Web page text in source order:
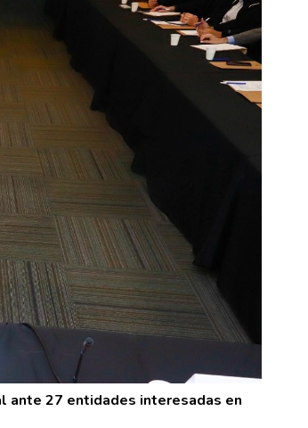
ante 27 entidades interesadas en